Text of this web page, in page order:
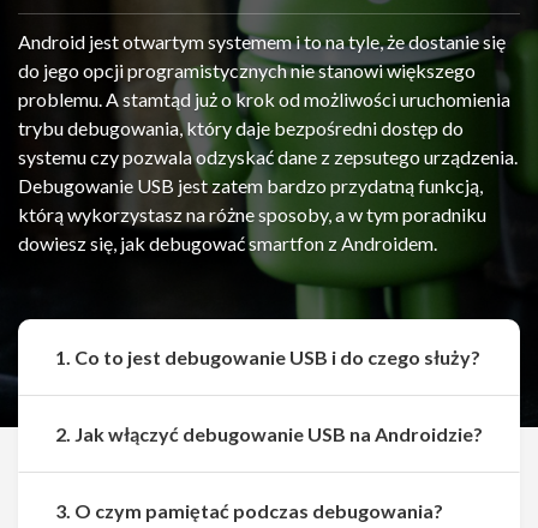
Android jest otwartym systemem i to na tyle, że dostanie się
do jego opcji programistycznych nie stanowi większego
problemu. A stamtąd już o krok od możliwości uruchomienia
trybu debugowania, który daje bezpośredni dostęp do
systemu czy pozwala odzyskać dane z zepsutego urządzenia.
Debugowanie USB jest zatem bardzo przydatną funkcją,
którą wykorzystasz na różne sposoby, a w tym poradniku
dowiesz się, jak debugować smartfon z Androidem.
Udostępnij Udostępnij
1. Co to jest debugowanie USB i do czego służy?
2. Jak włączyć debugowanie USB na Androidzie?
3. O czym pamiętać podczas debugowania?